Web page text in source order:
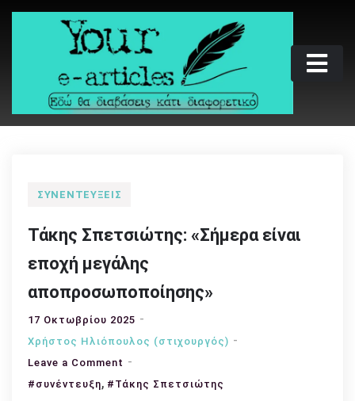
Skip
Your e-articles
Εδώ θα διαβάσεις κάτι διαφορετικό
ΣΥΝΕΝΤΕΎΞΕΙΣ
Τάκης Σπετσιώτης: «Σήμερα είναι
εποχή μεγάλης
αποπροσωποποίησης»
17 Οκτωβρίου 2025
Χρήστος Ηλιόπουλος (στιχουργός)
Leave a Comment on
Τάκης
#συνέντευξη, #Τάκης Σπετσιώτης